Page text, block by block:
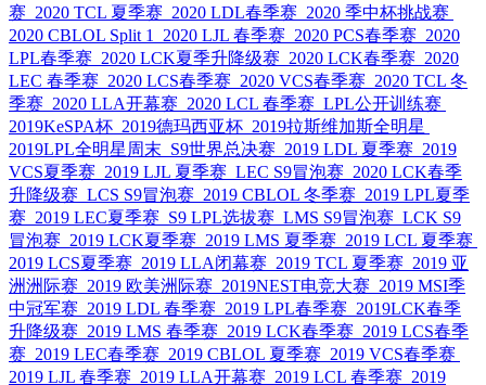
赛 2020 TCL 夏季赛 2020 LDL春季赛 2020 季中杯挑战赛
2020 CBLOL Split 1
2020 LJL 春季赛 2020 PCS春季赛 2020
LPL春季赛 2020 LCK夏季升降级赛 2020 LCK春季赛 2020
LEC 春季赛 2020 LCS春季赛 2020 VCS春季赛 2020 TCL 冬
季赛 2020 LLA开幕赛 2020 LCL 春季赛 LPL公开训练赛
2019KeSPA杯 2019德玛西亚杯 2019拉斯维加斯全明星
2019LPL全明星周末 S9世界总决赛 2019 LDL 夏季赛 2019
VCS夏季赛 2019 LJL 夏季赛 LEC S9冒泡赛 2020 LCK春季
升降级赛 LCS S9冒泡赛 2019 CBLOL 冬季赛 2019 LPL夏季
赛 2019 LEC夏季赛 S9 LPL选拔赛 LMS S9冒泡赛 LCK S9
冒泡赛 2019 LCK夏季赛 2019 LMS 夏季赛 2019 LCL 夏季赛
2019 LCS夏季赛 2019 LLA闭幕赛 2019 TCL 夏季赛 2019 亚
洲洲际赛 2019 欧美洲际赛 2019NEST电竞大赛 2019 MSI季
中冠军赛 2019 LDL 春季赛 2019 LPL春季赛 2019LCK春季
升降级赛 2019 LMS 春季赛 2019 LCK春季赛 2019 LCS春季
赛 2019 LEC春季赛 2019 CBLOL 夏季赛 2019 VCS春季赛
2019 LJL 春季赛 2019 LLA开幕赛 2019 LCL 春季赛 2019